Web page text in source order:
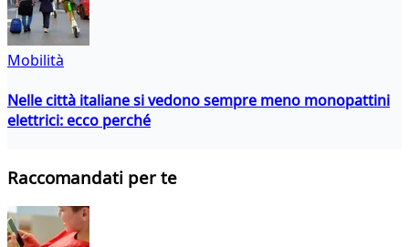
Mobilità
Nelle città italiane si vedono sempre meno monopattini
elettrici: ecco perché
Raccomandati per te